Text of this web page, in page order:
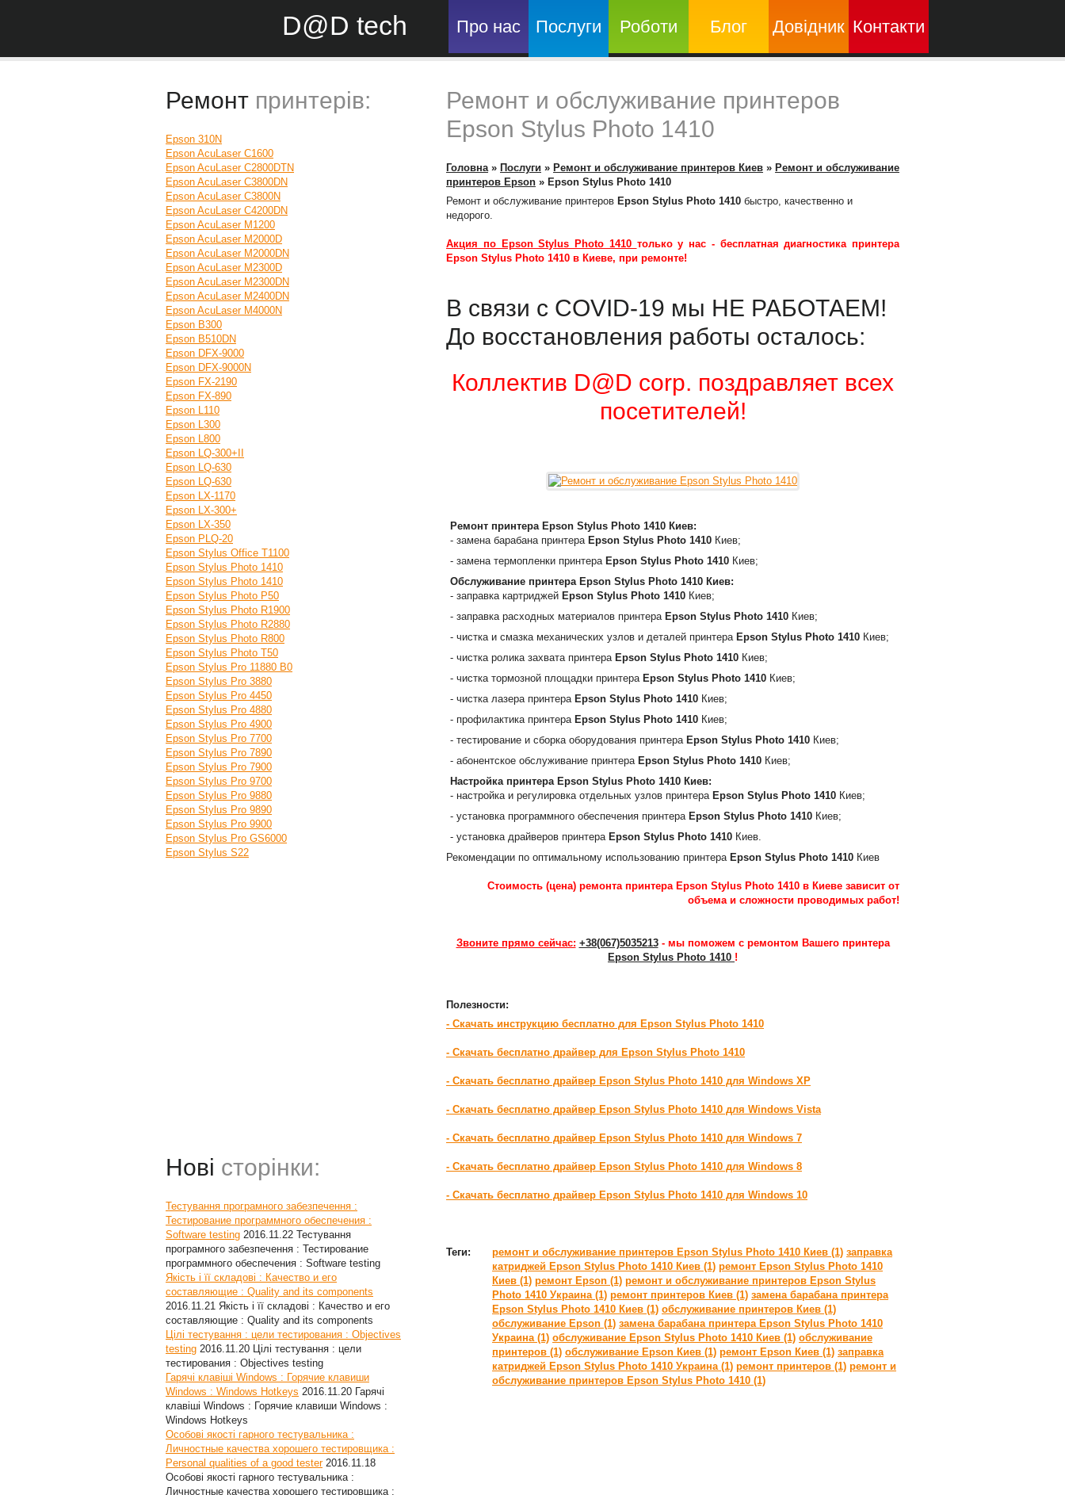
D@D tech Про нас Послуги Роботи Блог Довідник Контакти
Ремонт принтерів:
Epson 310N
Epson AcuLaser C1600
Epson AcuLaser C2800DTN
Epson AcuLaser C3800DN
Epson AcuLaser C3800N
Epson AcuLaser C4200DN
Epson AcuLaser M1200
Epson AcuLaser M2000D
Epson AcuLaser M2000DN
Epson AcuLaser M2300D
Epson AcuLaser M2300DN
Epson AcuLaser M2400DN
Epson AcuLaser M4000N
Epson B300
Epson B510DN
Epson DFX-9000
Epson DFX-9000N
Epson FX-2190
Epson FX-890
Epson L110
Epson L300
Epson L800
Epson LQ-300+II
Epson LQ-630
Epson LQ-630
Epson LX-1170
Epson LX-300+
Epson LX-350
Epson PLQ-20
Epson Stylus Office T1100
Epson Stylus Photo 1410
Epson Stylus Photo 1410
Epson Stylus Photo P50
Epson Stylus Photo R1900
Epson Stylus Photo R2880
Epson Stylus Photo R800
Epson Stylus Photo T50
Epson Stylus Pro 11880 B0
Epson Stylus Pro 3880
Epson Stylus Pro 4450
Epson Stylus Pro 4880
Epson Stylus Pro 4900
Epson Stylus Pro 7700
Epson Stylus Pro 7890
Epson Stylus Pro 7900
Epson Stylus Pro 9700
Epson Stylus Pro 9880
Epson Stylus Pro 9890
Epson Stylus Pro 9900
Epson Stylus Pro GS6000
Epson Stylus S22
Нові сторінки:
Тестування програмного забезпечення :
Тестирование программного обеспечения :
Software testing 2016.11.22 Тестування
програмного забезпечення : Тестирование
программного обеспечения : Software testing
Якість і її складові : Качество и его
составляющие : Quality and its components
2016.11.21 Якість і її складові : Качество и его
составляющие : Quality and its components
Цілі тестування : цели тестирования : Objectives
testing 2016.11.20 Цілі тестування : цели
тестирования : Objectives testing
Гарячі клавіші Windows : Горячие клавиши
Windows : Windows Hotkeys 2016.11.20 Гарячі
клавіші Windows : Горячие клавиши Windows :
Windows Hotkeys
Особові якості гарного тестувальника :
Личностные качества хорошего тестировщика :
Personal qualities of a good tester 2016.11.18
Особові якості гарного тестувальника :
Личностные качества хорошего тестировщика :
Ремонт и обслуживание принтеров
Epson Stylus Photo 1410
Головна» Послуги » Ремонт и обслуживание принтеров Киев » Ремонт и обслуживание
принтеров Epson » Epson Stylus Photo 1410
Ремонт и обслуживание принтеров Epson Stylus Photo 1410 быстро, качественно и
недорого.
Акция по Epson Stylus Photo 1410 только у нас - бесплатная диагностика принтера
Epson Stylus Photo 1410 в Киеве, при ремонте!
В связи с COVID-19 мы НЕ РАБОТАЕМ!
До восстановления работы осталось:
Коллектив D@D corp. поздравляет всех
посетителей!
Ремонт принтера Epson Stylus Photo 1410 Киев:
- замена барабана принтера Epson Stylus Photo 1410 Киев;
- замена термопленки принтера Epson Stylus Photo 1410 Киев;
Обслуживание принтера Epson Stylus Photo 1410 Киев:
- заправка картриджей Epson Stylus Photo 1410 Киев;
- заправка расходных материалов принтера Epson Stylus Photo 1410 Киев;
- чистка и смазка механических узлов и деталей принтера Epson Stylus Photo 1410 Киев;
- чистка ролика захвата принтера Epson Stylus Photo 1410 Киев;
- чистка тормозной площадки принтера Epson Stylus Photo 1410 Киев;
- чистка лазера принтера Epson Stylus Photo 1410 Киев;
- профилактика принтера Epson Stylus Photo 1410 Киев;
- тестирование и сборка оборудования принтера Epson Stylus Photo 1410 Киев;
- абонентское обслуживание принтера Epson Stylus Photo 1410 Киев;
Настройка принтера Epson Stylus Photo 1410 Киев:
- настройка и регулировка отдельных узлов принтера Epson Stylus Photo 1410 Киев;
- установка программного обеспечения принтера Epson Stylus Photo 1410 Киев;
- установка драйверов принтера Epson Stylus Photo 1410 Киев.
Рекомендации по оптимальному использованию принтера Epson Stylus Photo 1410 Киев
Стоимость (цена) ремонта принтера Epson Stylus Photo 1410 в Киеве зависит от
объема и сложности проводимых работ!
Звоните прямо сейчас: +38(067)5035213- мы поможем с ремонтом Вашего принтера
Epson Stylus Photo 1410 !
Полезности:
- Скачать инструкцию бесплатно для Epson Stylus Photo 1410
- Скачать бесплатно драйвер для Epson Stylus Photo 1410
- Скачать бесплатно драйвер Epson Stylus Photo 1410 для Windows XP
- Скачать бесплатно драйвер Epson Stylus Photo 1410 для Windows Vista
- Скачать бесплатно драйвер Epson Stylus Photo 1410 для Windows 7
- Скачать бесплатно драйвер Epson Stylus Photo 1410 для Windows 8
- Скачать бесплатно драйвер Epson Stylus Photo 1410 для Windows 10
Теги: ремонт и обслуживание принтеров Epson Stylus Photo 1410 Киев (1) заправка
катриджей Epson Stylus Photo 1410 Киев (1) ремонт Epson Stylus Photo 1410
Киев (1) ремонт Epson (1) ремонт и обслуживание принтеров Epson Stylus
Photo 1410 Украина (1) ремонт принтеров Киев (1) замена барабана принтера
Epson Stylus Photo 1410 Киев (1) обслуживание принтеров Киев (1)
обслуживание Epson (1) замена барабана принтера Epson Stylus Photo 1410
Украина (1) обслуживание Epson Stylus Photo 1410 Киев (1) обслуживание
принтеров (1) обслуживание Epson Киев (1) ремонт Epson Киев (1) заправка
катриджей Epson Stylus Photo 1410 Украина (1) ремонт принтеров (1) ремонт и
обслуживание принтеров Epson Stylus Photo 1410 (1)